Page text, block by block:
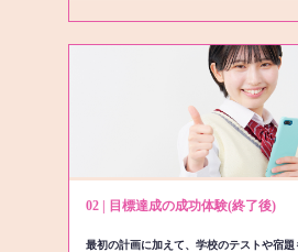
02 | 目標達成の成功体験(終了後)
最初の計画に加えて、学校のテストや宿